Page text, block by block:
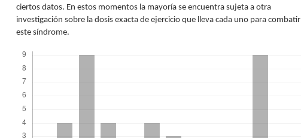
ciertos datos. En estos momentos la mayoría se encuentra sujeta a otra
investigación sobre la dosis exacta de ejercicio que lleva cada uno para combatir
este síndrome.